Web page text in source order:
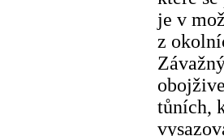
je v
z
tůních,